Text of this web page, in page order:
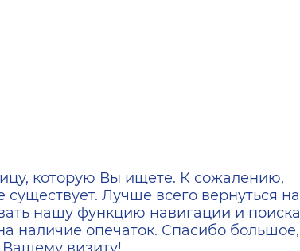
которую Вы ищете. К сожалению,
Лучше всего вернуться на
нашу функцию навигации и поиска
наличие опечаток. Спасибо большое,